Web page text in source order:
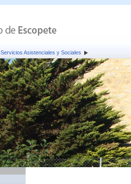
Servicios Asistenciales y Sociales